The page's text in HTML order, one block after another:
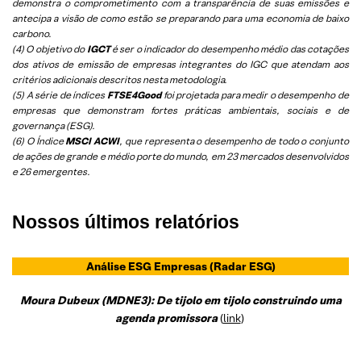
demonstra o comprometimento com a transparência de suas emissões e
antecipa a visão de como estão se preparando para uma economia de baixo
carbono.
(4) O objetivo do IGCTé ser o indicador do desempenho médio das cotações
dos ativos de emissão de empresas integrantes do IGC que atendam aos
critérios adicionais descritos nesta metodologia.
(5) A série de índices FTSE4Goodfoi projetada para medir o desempenho de
empresas que demonstram fortes práticas ambientais, sociais e de
governança (ESG).
(6) O ÍndiceMSCI ACWI, que representa o desempenho de todo o conjunto
de ações de grande e médio porte do mundo, em 23 mercados desenvolvidos
e 26 emergentes.
Nossos últimos relatórios
Análise ESG Empresas(Radar ESG)
Moura Dubeux (MDNE3): De tijolo em tijolo construindo uma
agenda promissora(link)